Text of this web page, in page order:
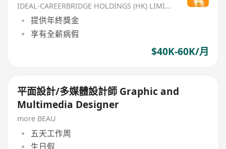
IDEAL-CAREERBRIDGE HOLDINGS (HK) LIMITED
提供年終獎金
享有全薪病假
$40K-60K/月
平面設計/多媒體設計師 Graphic and
Multimedia Designer
more BEAU
五天工作周
生日假